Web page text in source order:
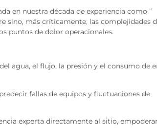
en nuestra década de experiencia como “
sino, más críticamente, las complejidades
puntos de dolor operacionales.
agua, el flujo, la presión y el consumo de
fallas de equipos y fluctuaciones de
experta directamente al sitio,